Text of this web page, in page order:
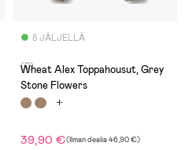
8 JÄLJELLÄ
(0)
Wheat Alex Toppahousut, Grey
Stone Flowers
39,90 €(Ilman dealia46,90 €)